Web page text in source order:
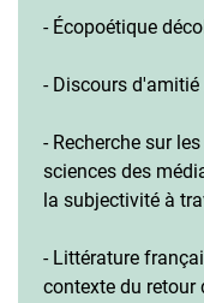
- Écopoétique
- Discours
- Recherche sur
sciences des
la subjectivité à
- Littérature
contexte du retour